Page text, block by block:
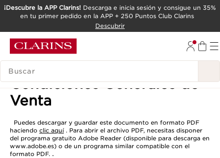
IR AL CONTENIDO
¡Descubre la APP Clarins! Descarga e inicia sesión y consigue un 35%
en tu primer pedido en la APP + 250 Puntos Club Clarins
Descubrir
LEYENDA
Condiciones Generales de
Venta
Puedes descargar y guardar este documento en formato PDF
haciendo clic aquí . Para abrir el archivo PDF, necesitas disponer
del programa gratuito Adobe Reader (disponible para descarga en
www.adobe.es) o de un programa similar compatible con el
formato PDF. .